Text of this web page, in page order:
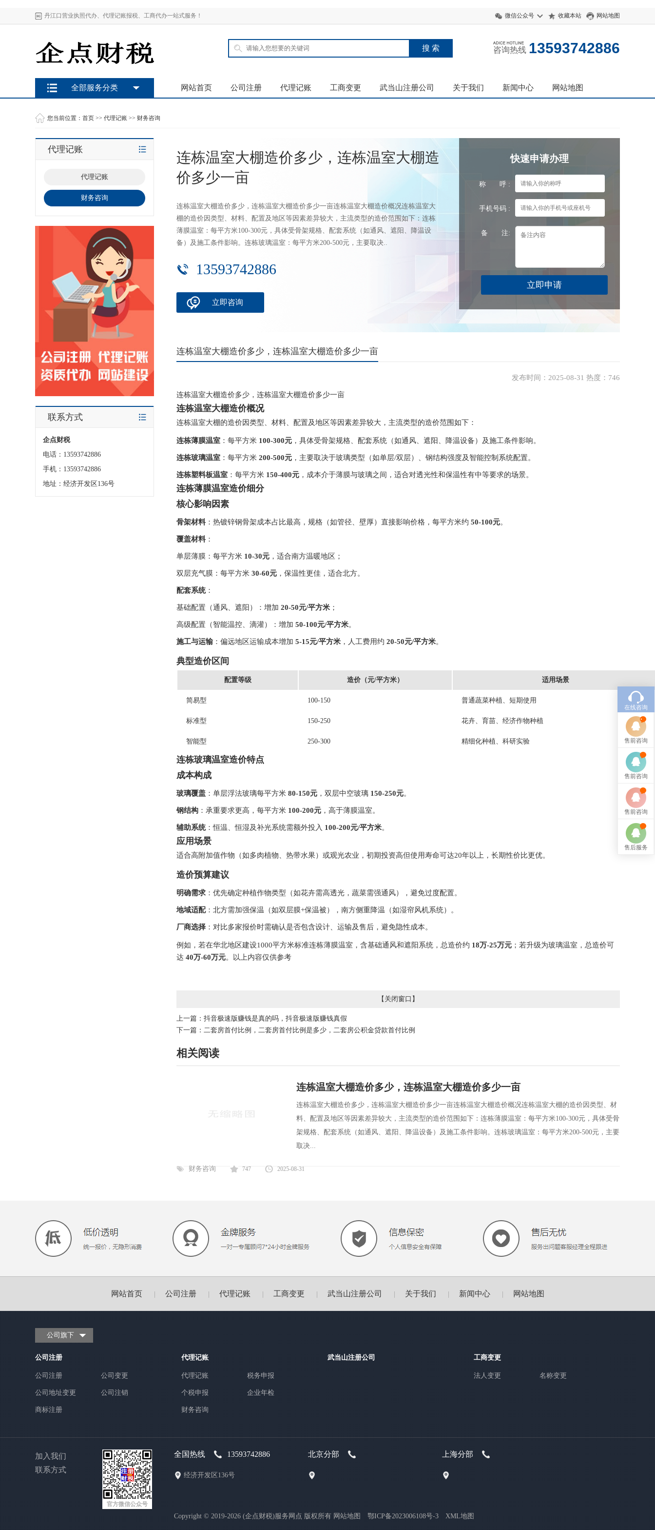
丹江口营业执照代办、代理记账报税、工商代办一站式服务！ 微信公众号 收藏本站 网站地图
咨询热线 13593742886
网站首页 公司注册 代理记账 工商变更 武当山注册公司 关于我们 新闻中心 网站地图
全部服务分类
您当前位置： 首页 >> 代理记账 >> 财务咨询
代理记账
代理记账
财务咨询
联系方式
企点财税
电话：13593742886
手机：13593742886
地址：经济开发区136号
连栋温室大棚造价多少，连栋温室大棚造
价多少一亩
连栋温室大棚造价多少，连栋温室大棚造价多少一亩连栋温室大棚造价概况连栋温室大
棚的造价因类型、材料、配置及地区等因素差异较大，主流类型的造价范围如下：连栋
薄膜温室：每平方米100-300元，具体受骨架规格、配套系统（如通风、遮阳、降温设
备）及施工条件影响。连栋玻璃温室：每平方米200-500元，主要取决..
13593742886
立即咨询
快速申请办理
称 呼 :
手机号码 :
备 注:
连栋温室大棚造价多少，连栋温室大棚造价多少一亩
发布时间：2025-08-31 热度：746
连栋温室大棚造价多少，连栋温室大棚造价多少一亩
连栋温室大棚造价概况
连栋温室大棚的造价因类型、材料、配置及地区等因素差异较大，主流类型的造价范围如下：
连栋薄膜温室 ：每平方米 100-300元 ，具体受骨架规格、配套系统（如通风、遮阳、降温设备）及施工条件影响。
连栋玻璃温室 ：每平方米 200-500元 ，主要取决于玻璃类型（如单层/双层）、钢结构强度及智能控制系统配置。
连栋塑料板温室 ：每平方米 150-400元 ，成本介于薄膜与玻璃之间，适合对透光性和保温性有中等要求的场景。
连栋薄膜温室造价细分
核心影响因素
骨架材料 ：热镀锌钢骨架成本占比最高，规格（如管径、壁厚）直接影响价格，每平方米约 50-100元。
覆盖材料 ：
单层薄膜：每平方米 10-30元 ，适合南方温暖地区；
双层充气膜：每平方米 30-60元 ，保温性更佳，适合北方。
配套系统：
基础配置（通风、遮阳）：增加 20-50元/平方米 ；
高级配置（智能温控、滴灌）：增加 50-100元/平方米。
施工与运输 ：偏远地区运输成本增加 5-15元/平方米 ，人工费用约 20-50元/平方米。
典型造价区间
配置等级 造价（元/平方米） 适用场景
简易型 100-150 普通蔬菜种植、短期使用
标准型 150-250 花卉、育苗、经济作物种植
智能型 250-300 精细化种植、科研实验
连栋玻璃温室造价特点
成本构成
玻璃覆盖 ：单层浮法玻璃每平方米 80-150元 ，双层中空玻璃 150-250元。
钢结构 ：承重要求更高，每平方米 100-200元 ，高于薄膜温室。
辅助系统：恒温、恒湿及补光系统需额外投入 100-200元/平方米。
应用场景
适合高附加值作物（如多肉植物、热带水果）或观光农业，初期投资高但使用寿命可达20年以上，长期性价比更优。
造价预算建议
明确需求 ：优先确定种植作物类型（如花卉需高透光，蔬菜需强通风），避免过度配置。
地域适配：北方需加强保温（如双层膜+保温被），南方侧重降温（如湿帘风机系统）。
厂商选择 ：对比多家报价时需确认是否包含设计、运输及售后，避免隐性成本。
例如，若在华北地区建设1000平方米标准连栋薄膜温室，含基础通风和遮阳系统，总造价约 18万-25万元 ；若升级为玻璃温室，总造价可
达 40万-60万元。以上内容仅供参考
【 关闭窗口 】
上一篇： 抖音极速版赚钱是真的吗，抖音极速版赚钱真假
下一篇： 二套房首付比例，二套房首付比例是多少，二套房公积金贷款首付比例
相关阅读
连栋温室大棚造价多少，连栋温室大棚造价多少一亩
连栋温室大棚造价多少，连栋温室大棚造价多少一亩连栋温室大棚造价概况连栋温室大棚的造价因类型、材
料、配置及地区等因素差异较大，主流类型的造价范围如下：连栋薄膜温室：每平方米100-300元，具体受骨
架规格、配套系统（如通风、遮阳、降温设备）及施工条件影响。连栋玻璃温室：每平方米200-500元，主要
取决...
财务咨询 747 2025-08-31
网站首页 公司注册 代理记账 工商变更 武当山注册公司 关于我们 新闻中心 网站地图
公司旗下
公司注册
公司注册 公司变更
公司地址变更 公司注销
商标注册
代理记账
代理记账 税务申报
个税申报 企业年检
财务咨询
武当山注册公司 工商变更
法人变更 名称变更
加入我们
联系方式
官方微信公众号
全国热线 13593742886
经济开发区136号
北京分部 上海分部
Copyright © 2019-2026 (企点财税)服务网点 版权所有网站地图 鄂ICP备2023006108号-3 XML地图
在线咨询
售前咨询
售前咨询
售前咨询
售后服务